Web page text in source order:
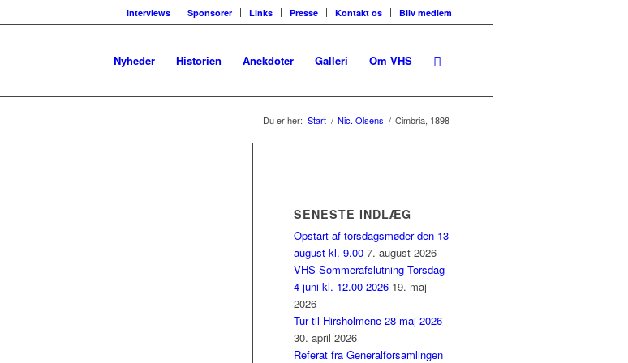
Interviews Sponsorer Links Presse Kontakt os Bliv medlem
Nyheder Historien Anekdoter Galleri Om VHS
Du er her: Start / Nic. Olsens / Cimbria, 1898
SENESTE INDLÆG
Opstart af torsdagsmøder den 13
august kl. 9.00 7. august 2026
VHS Sommerafslutning Torsdag
4 juni kl. 12.00 2026 19. maj
2026
Tur til Hirsholmene 28 maj 2026
30. april 2026
Referat fra Generalforsamlingen